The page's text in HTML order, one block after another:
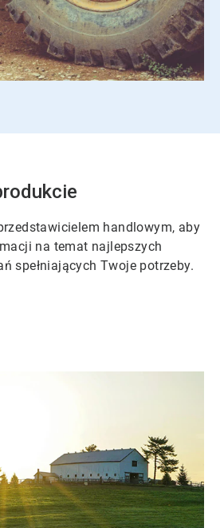
handlowym, aby
na temat najlepszych
spełniających Twoje potrzeby.